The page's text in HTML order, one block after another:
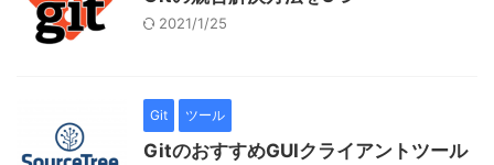
2021/1/25
Git ツール
GitのおすすめGUIクライアントツール